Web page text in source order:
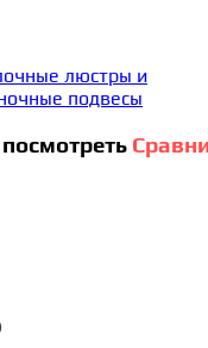
люстры и
подвесы